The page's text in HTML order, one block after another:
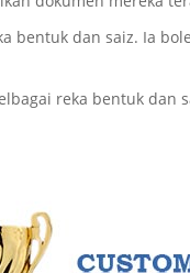
bentuk dan saiz. Ia
reka bentuk dan